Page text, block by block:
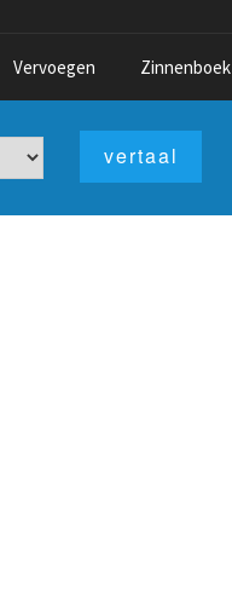
Vervoegen Zinnenboek